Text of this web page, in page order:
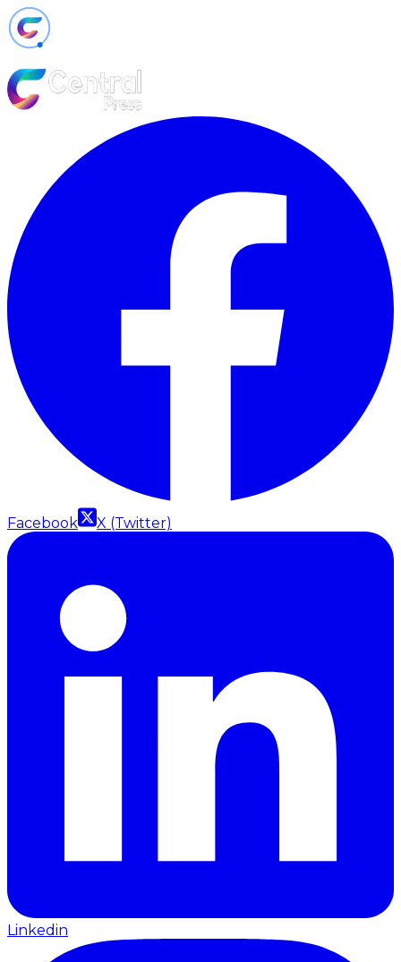
Facebook X (Twitter)
Linkedin